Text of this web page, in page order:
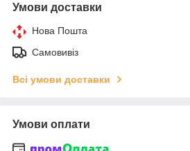
Умови доставки
Нова Пошта
Самовивіз
Всі умови доставки
Умови оплати